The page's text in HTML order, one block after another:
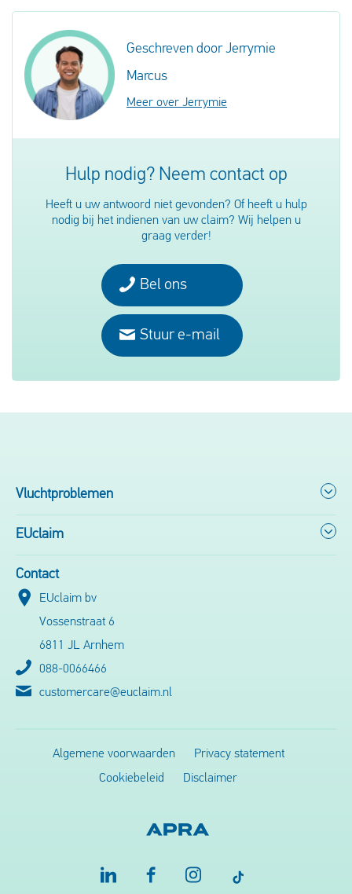
Geschreven door Jerrymie
Marcus
Meer over Jerrymie
Hulp nodig? Neem contact op
Heeft u uw antwoord niet gevonden? Of heeft u hulp
nodig bij het indienen van uw claim? Wij helpen u
graag verder!
Bel ons
Stuur e-mail
Vluchtproblemen
EUclaim
Contact
EUclaim bv
Vossenstraat 6
6811 JL Arnhem
088-0066466
customercare@euclaim.nl
Algemene voorwaarden
Privacy statement
Cookiebeleid
Disclaimer